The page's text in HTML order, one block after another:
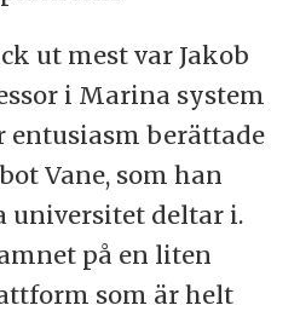
ut mest var Jakob
i Marina system
entusiasm berättade
Vane, som han
universitet deltar i.
på en liten
som är helt